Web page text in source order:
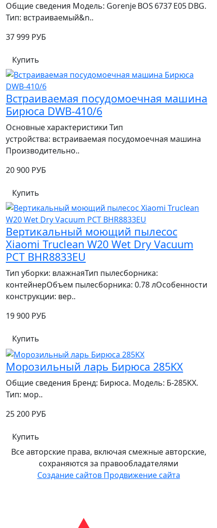
Общие сведения Модель: Gorenje BOS 6737 E05 DBG.
Тип: встраиваемый&n..
37 999 РУБ
Купить
Встраиваемая посудомоечная машина
Бирюса DWB-410/6
Основные характеристики Тип
устройства: встраиваемая посудомоечная машина
Производительно..
20 900 РУБ
Купить
Вертикальный моющий пылесос
Xiaomi Truclean W20 Wet Dry Vacuum
РСТ BHR8833EU
Тип уборки: влажнаяТип пылесборника:
контейнерОбъем пылесборника: 0.78 лОсобенности
конструкции: вер..
19 900 РУБ
Купить
Морозильный ларь Бирюса 285KX
Общие сведения Бренд: Бирюса. Модель: Б-285KX.
Тип: мор..
25 200 РУБ
Купить
Все авторские права, включая смежные авторские,
сохраняются за правообладателями
Создание сайтов Продвижение сайта